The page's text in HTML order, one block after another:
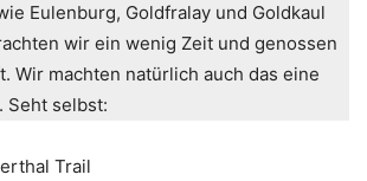
Eulenburg, Goldfralay und Goldkaul
wir ein wenig Zeit und genossen
Wir machten natürlich auch das eine
Seht selbst: